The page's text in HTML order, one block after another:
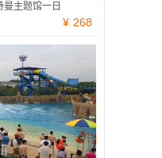
主题馆一日
¥ 268